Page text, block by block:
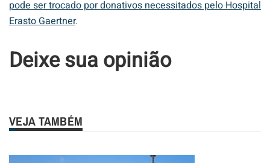
pode ser trocado por donativos necessitados pelo Hospital
Erasto Gaertner.
Deixe sua opinião
VEJA TAMBÉM